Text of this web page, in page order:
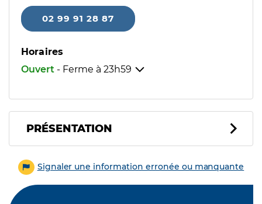
02 99 91 28 87
Horaires
Ouvert - Ferme à 23h59
PRÉSENTATION
Signaler une information erronée ou manquante